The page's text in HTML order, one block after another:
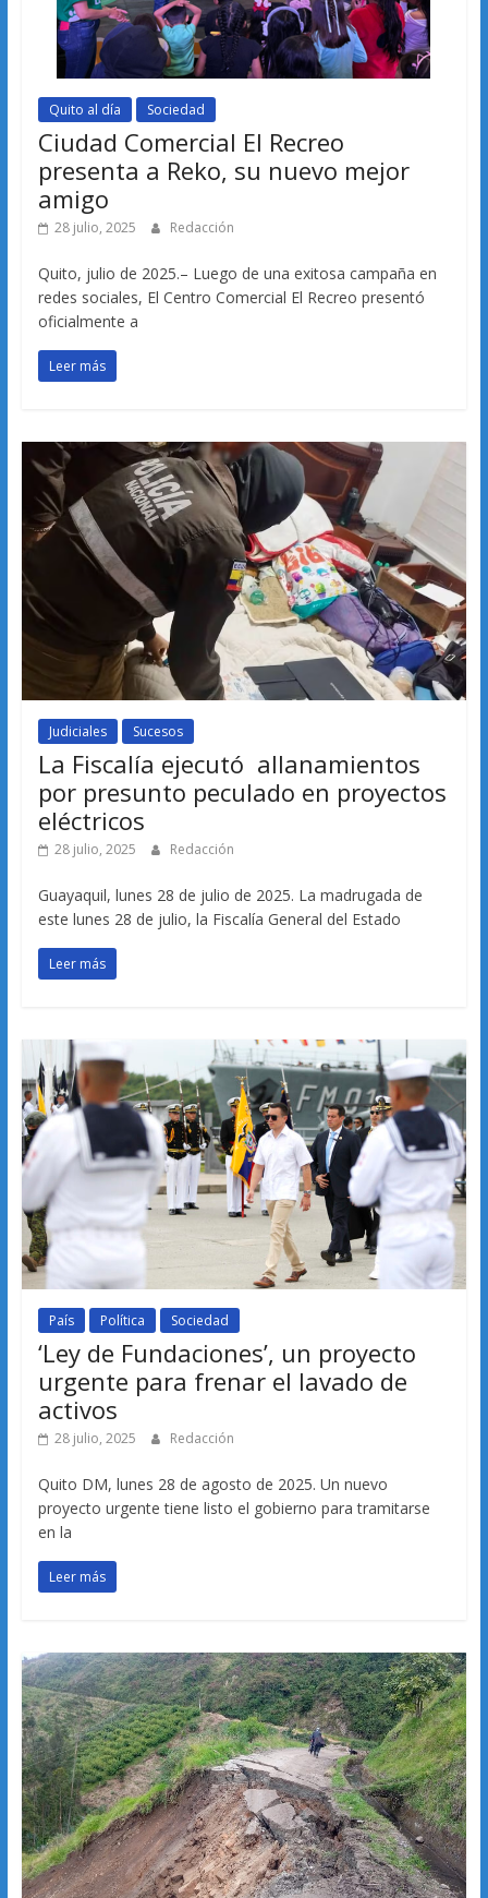
Quito al día Sociedad
Ciudad Comercial El Recreo
presenta a Reko, su nuevo mejor
amigo
28 julio, 2025 Redacción
Quito, julio de 2025.– Luego de una exitosa campaña en
redes sociales, El Centro Comercial El Recreo presentó
oficialmente a
Leer más
Judiciales Sucesos
La Fiscalía ejecutó allanamientos
por presunto peculado en proyectos
eléctricos
28 julio, 2025 Redacción
Guayaquil, lunes 28 de julio de 2025. La madrugada de
este lunes 28 de julio, la Fiscalía General del Estado
Leer más
País Política Sociedad
‘Ley de Fundaciones’, un proyecto
urgente para frenar el lavado de
activos
28 julio, 2025 Redacción
Quito DM, lunes 28 de agosto de 2025. Un nuevo
proyecto urgente tiene listo el gobierno para tramitarse
en la
Leer más